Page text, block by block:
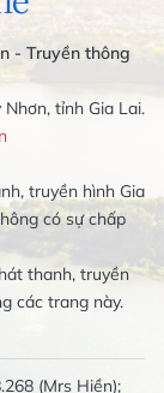
- Truyền thông
tỉnh Gia Lai.
truyền hình Gia
có sự chấp
thanh, truyền
các trang này.
(Mrs Hiền);